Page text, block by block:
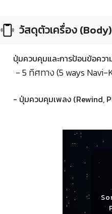
วัสดุตัวเครื่อง (Body)
ปุ่มควบคุมและการป้อนข้อควา
- 5 ทิศทาง (5 ways Navi-
- ปุ่มควบคุมเพลง (Rewind,